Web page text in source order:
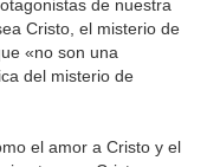
de nuestra
Cristo, el misterio de
«no son una
del misterio de
el amor a Cristo y el